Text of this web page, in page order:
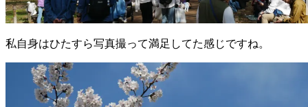
私自身はひたすら写真撮って満足してた感じですね。